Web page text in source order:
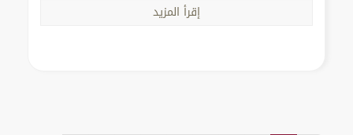
إقرأ المزيد